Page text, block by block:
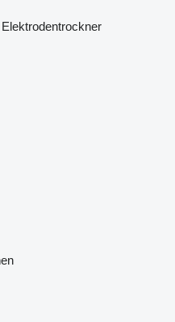
Elektrodentrockner